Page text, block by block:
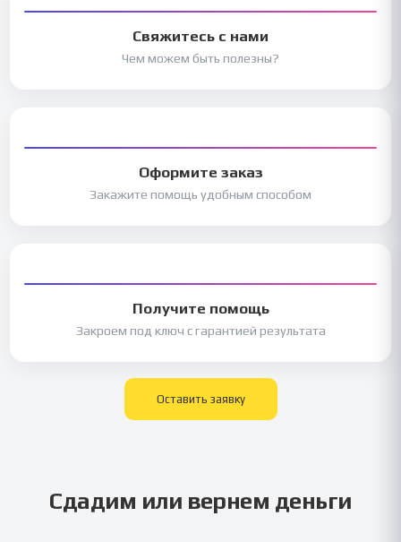
Свяжитесь с нами
Чем можем быть полезны?
Оформите заказ
Закажите помощь удобным способом
Получите помощь
Закроем под ключ с гарантией результата
Оставить заявку
Сдадим или вернем деньги